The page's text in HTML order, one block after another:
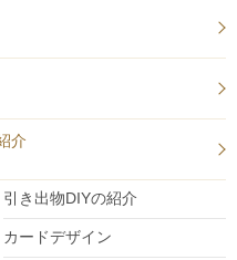
介
引き出物DIYの紹介
カードデザイン